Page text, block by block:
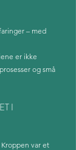
– med
er ikke
og små
I
var et